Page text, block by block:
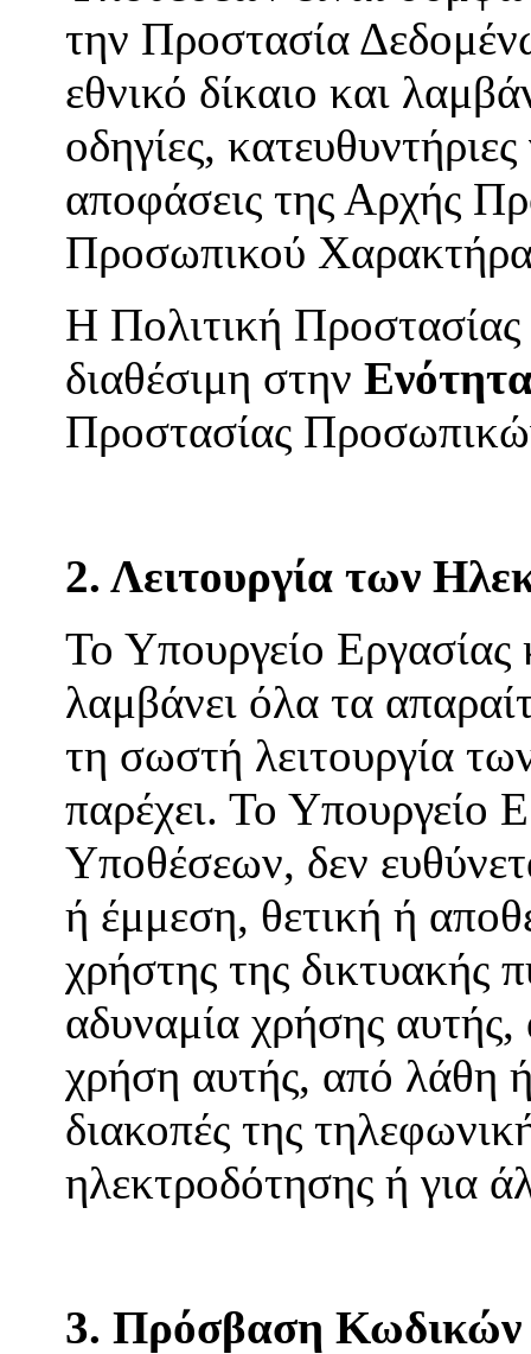
την Προστασία
εθνικό δίκαιο και
οδηγίες,
αποφάσεις της Αρχής
Προσωπικού
Η Πολιτική
διαθέσιμη στην
Προστασίας
2. Λειτουργία των
Το Υπουργείο
λαμβάνει όλα τα
τη σωστή λειτουργία
παρέχει. Το Υπουργείο
Υποθέσεων, δεν
ή έμμεση, θετική ή
χρήστης της δικτυακής
αδυναμία χρήσης
χρήση αυτής, από λάθη
διακοπές της
ηλεκτροδότησης ή για
3. Πρόσβαση Κωδικών